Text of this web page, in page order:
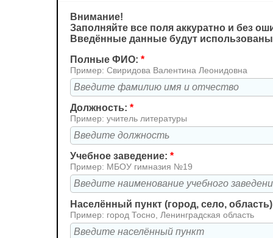
Внимание!
Заполняйте все поля аккуратно и без
Введённые данные будут
Полные ФИО: *
Пример: Свиридова Валентина Леонидовна
Должность: *
Пример: учитель литературы
Учебное заведение: *
Пример: МБОУ гимназия №19
Населённый пункт (город, село,
Пример: город Тосно, Ленинградская область